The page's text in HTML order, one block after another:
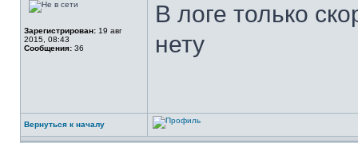
Зарегистрирован: 19 авг
2015, 08:43
Сообщения: 36
В логе только
нету
Вернуться к началу